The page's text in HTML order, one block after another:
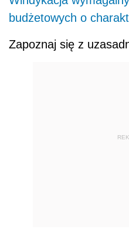
budżetowych o
Zapoznaj się z